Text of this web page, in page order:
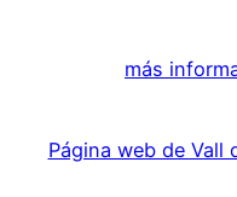
más
Página web de Vall